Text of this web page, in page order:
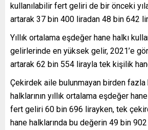
kullanılabilir fert geliri de bir önceki
artarak 37 bin 400 liradan 48 bin 642
Yıllık ortalama eşdeğer hane halkı
gelirlerinde en yüksek gelir, 2021’e
artarak 62 bin 554 lirayla tek kişilik
Çekirdek aile bulunmayan birden
halklarının yıllık ortalama eşdeğer
fert geliri 60 bin 696 lirayken, tek
hane halklarında bu değerin 49 bin